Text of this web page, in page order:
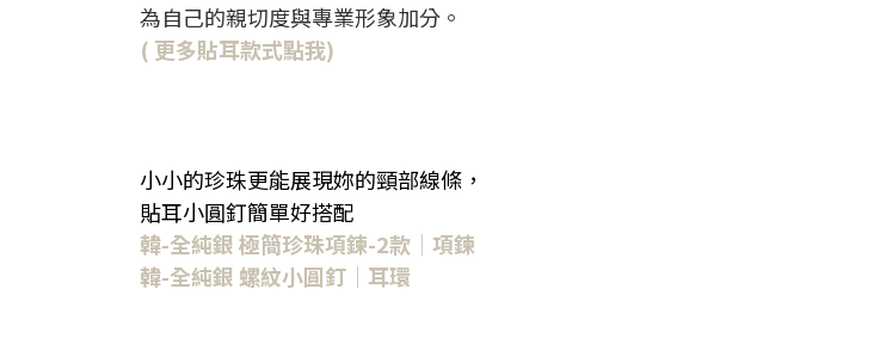
為自己的親切度與專業形象加分。
( 更多貼耳款式點我)
小小的珍珠更能展現妳的頸部線條，
貼耳小圓釘簡單好搭配
韓-全純銀 極簡珍珠項鍊-2款｜項鍊
韓-全純銀 螺紋小圓釘｜耳環